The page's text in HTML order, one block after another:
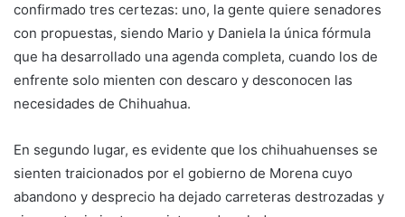
confirmado tres certezas: uno, la gente quiere senadores
con propuestas, siendo Mario y Daniela la única fórmula
que ha desarrollado una agenda completa, cuando los de
enfrente solo mienten con descaro y desconocen las
necesidades de Chihuahua.
En segundo lugar, es evidente que los chihuahuenses se
sienten traicionados por el gobierno de Morena cuyo
abandono y desprecio ha dejado carreteras destrozadas y